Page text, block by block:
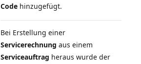
Code hinzugefügt.
Bei Erstellung einer
Servicerechnung aus einem
Serviceauftrag heraus wurde der